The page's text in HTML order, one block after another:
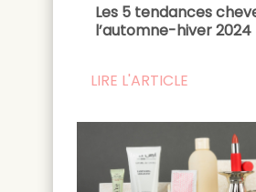
Les 5 tendances
l’automne-hiver 2024
LIRE L'ARTICLE